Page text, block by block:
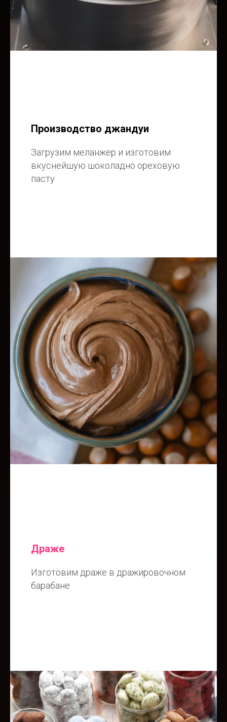
Производство джандуи
Загрузим меланжер и изготовим
вкуснейшую шоколадно ореховую
пасту
Драже
Изготовим драже в дражировочном
барабане